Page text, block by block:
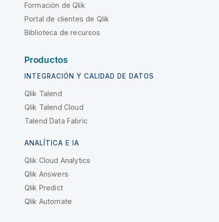
Formación de Qlik
Portal de clientes de Qlik
Biblioteca de recursos
Productos
INTEGRACIÓN Y CALIDAD DE DATOS
Qlik Talend
Qlik Talend Cloud
Talend Data Fabric
ANALÍTICA E IA
Qlik Cloud Analytics
Qlik Answers
Qlik Predict
Qlik Automate